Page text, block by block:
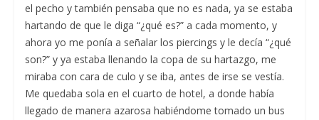
el pecho y también pensaba que no es nada, ya se estaba
hartando de que le diga “¿qué es?” a cada momento, y
ahora yo me ponía a señalar los piercings y le decía “¿qué
son?” y ya estaba llenando la copa de su hartazgo, me
miraba con cara de culo y se iba, antes de irse se vestía.
Me quedaba sola en el cuarto de hotel, a donde había
llegado de manera azarosa habiéndome tomado un bus